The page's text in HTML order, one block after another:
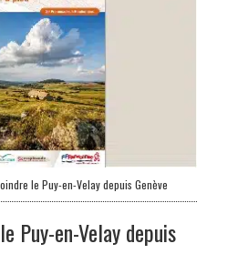
le Puy-en-Velay depuis Genève
Puy-en-Velay depuis